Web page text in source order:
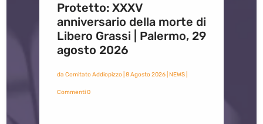
Protetto: XXXV
anniversario della morte di
Libero Grassi | Palermo, 29
agosto 2026
da Comitato Addiopizzo| 8 Agosto 2026| NEWS|
Commenti 0